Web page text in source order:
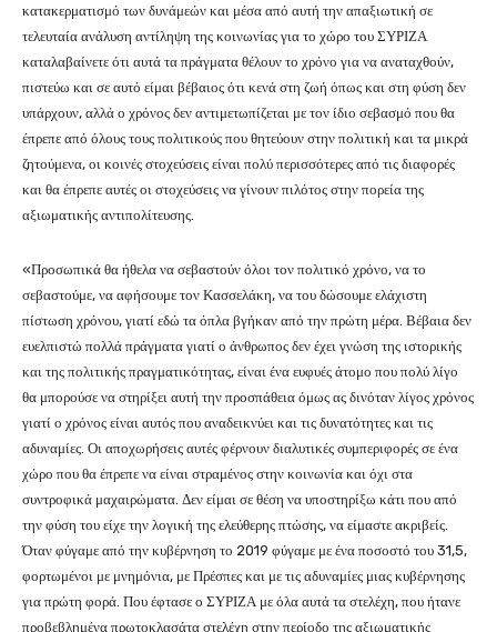
κατακερματισμό των δυνάμεών και μέσα από αυτή την απαξιωτική σε
τελευταία ανάλυση αντίληψη της κοινωνίας για το χώρο του ΣΥΡΙΖΑ
καταλαβαίνετε ότι αυτά τα πράγματα θέλουν το χρόνο για να αναταχθούν,
πιστεύω και σε αυτό είμαι βέβαιος ότι κενά στη ζωή όπως και στη φύση δεν
υπάρχουν, αλλά ο χρόνος δεν αντιμετωπίζεται με τον ίδιο σεβασμό που θα
έπρεπε από όλους τους πολιτικούς που θητεύουν στην πολιτική και τα μικρά
ζητούμενα, οι κοινές στοχεύσεις είναι πολύ περισσότερες από τις διαφορές
και θα έπρεπε αυτές οι στοχεύσεις να γίνουν πιλότος στην πορεία της
αξιωματικής αντιπολίτευσης.
«Προσωπικά θα ήθελα να σεβαστούν όλοι τον πολιτικό χρόνο, να το
σεβαστούμε, να αφήσουμε τον Κασσελάκη, να του δώσουμε ελάχιστη
πίστωση χρόνου, γιατί εδώ τα όπλα βγήκαν από την πρώτη μέρα. Βέβαια δεν
ευελπιστώ πολλά πράγματα γιατί ο άνθρωπος δεν έχει γνώση της ιστορικής
και της πολιτικής πραγματικότητας, είναι ένα ευφυές άτομο που πολύ λίγο
θα μπορούσε να στηρίξει αυτή την προσπάθεια όμως ας δινόταν λίγος χρόνος
γιατί ο χρόνος είναι αυτός που αναδεικνύει και τις δυνατότητες και τις
αδυναμίες. Οι αποχωρήσεις αυτές φέρνουν διαλυτικές συμπεριφορές σε ένα
χώρο που θα έπρεπε να είναι στραμένος στην κοινωνία και όχι στα
συντροφικά μαχαιρώματα. Δεν είμαι σε θέση να υποστηρίξω κάτι που από
την φύση του είχε την λογική της ελεύθερης πτώσης, να είμαστε ακριβείς.
Όταν φύγαμε από την κυβέρνηση το 2019 φύγαμε με ένα ποσοστό του 31,5,
φορτωμένοι με μνημόνια, με Πρέσπες και με τις αδυναμίες μιας κυβέρνησης
για πρώτη φορά. Που έφτασε ο ΣΥΡΙΖΑ με όλα αυτά τα στελέχη, που ήτανε
προβεβλημένα πρωτοκλασάτα στελέχη στην περίοδο της αξιωματικής